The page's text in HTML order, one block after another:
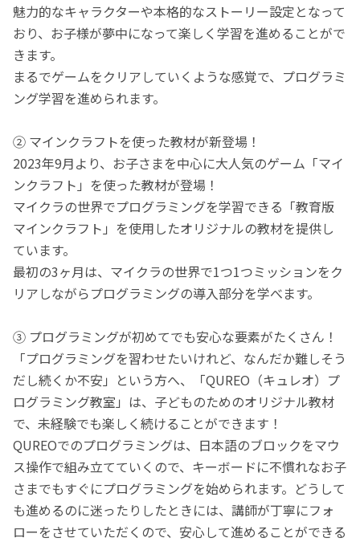
魅力的なキャラクターや本格的なストーリー設定となって
おり、お子様が夢中になって楽しく学習を進めることがで
きます。
まるでゲームをクリアしていくような感覚で、プログラミ
ング学習を進められます。
② マインクラフトを使った教材が新登場！
2023年9月より、お子さまを中心に大人気のゲーム「マイ
ンクラフト」を使った教材が登場！
マイクラの世界でプログラミングを学習できる「教育版
マインクラフト」を使用したオリジナルの教材を提供し
ています。
最初の3ヶ月は、マイクラの世界で1つ1つミッションをク
リアしながらプログラミングの導入部分を学べます。
③ プログラミングが初めてでも安心な要素がたくさん！
「プログラミングを習わせたいけれど、なんだか難しそう
だし続くか不安」という方へ、「QUREO（キュレオ）プ
ログラミング教室」は、子どものためのオリジナル教材
で、未経験でも楽しく続けることができます！
QUREOでのプログラミングは、日本語のブロックをマウ
ス操作で組み立てていくので、キーボードに不慣れなお子
さまでもすぐにプログラミングを始められます。どうして
も進めるのに迷ったりしたときには、講師が丁寧にフォ
ローをさせていただくので、安心して進めることができる